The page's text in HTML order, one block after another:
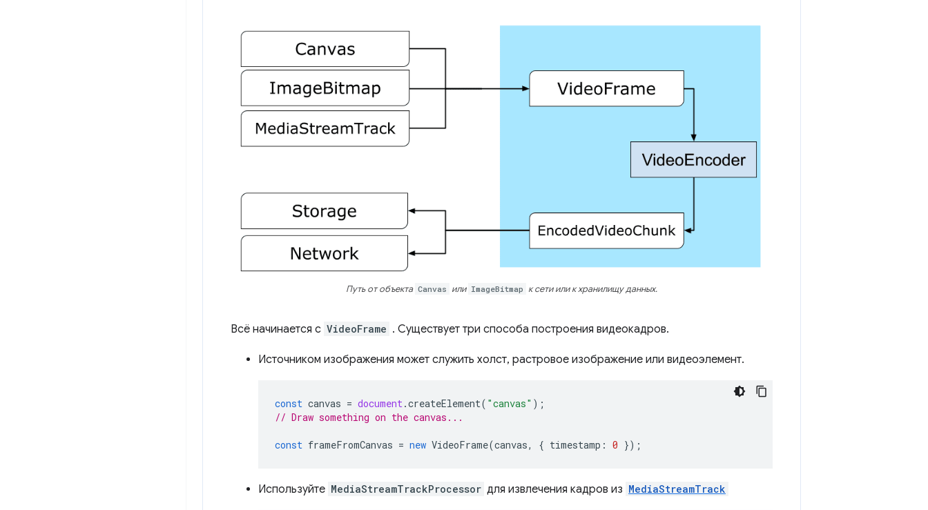
Путь от объекта Canvas или ImageBitmap к сети или к хранилищу данных.
Всё начинается с VideoFrame . Существует три способа построения видеокадров.
Источником изображения может служить холст, растровое изображение или видеоэлемент.
const canvas = document.createElement( "canvas" );
// Draw something on the canvas...
const frameFromCanvas = new VideoFrame(canvas, { timestamp : 0 });
Используйте MediaStreamTrackProcessor для извлечения кадров из MediaStreamTrack